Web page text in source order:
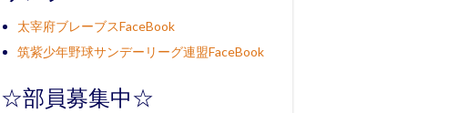
太宰府ブレーブスFaceBook
筑紫少年野球サンデーリーグ連盟FaceBook
☆部員募集中☆